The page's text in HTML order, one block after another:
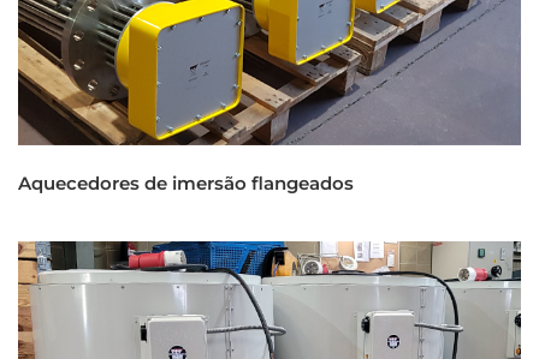
Aquecedores de imersão flangeados